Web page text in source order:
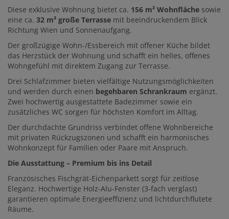
Diese exklusive Wohnung bietet ca. 156 m² Wohnfläche sowie
eine ca. 32 m² große Terrasse mit beeindruckendem Blick
Richtung Wien und Sonnenaufgang.
Der großzügige Wohn-/Essbereich mit offener Küche bildet
das Herzstück der Wohnung und schafft ein helles, offenes
Wohngefühl mit direktem Zugang zur Terrasse.
Drei Schlafzimmer bieten vielfältige Nutzungsmöglichkeiten
und werden durch einen begehbaren Schrankraum ergänzt.
Zwei hochwertig ausgestattete Badezimmer sowie ein
zusätzliches WC sorgen für höchsten Komfort im Alltag.
Der durchdachte Grundriss verbindet offene Wohnbereiche
mit privaten Rückzugszonen und schafft ein harmonisches
Wohnkonzept für Familien oder Paare mit Anspruch.
Die Ausstattung – Premium bis ins Detail
Französisches Fischgrät-Eichenparkett sorgt für zeitlose
Eleganz. Hochwertige Holz-Alu-Fenster (3-fach verglast)
garantieren optimale Energieeffizienz und lichtdurchflutete
Räume.